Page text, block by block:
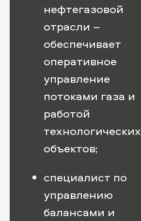
нефтегазовой
отрасли –
обеспечивает
оперативное
управление
потоками газа и
работой
технологических
объектов;
специалист по
управлению
балансами и